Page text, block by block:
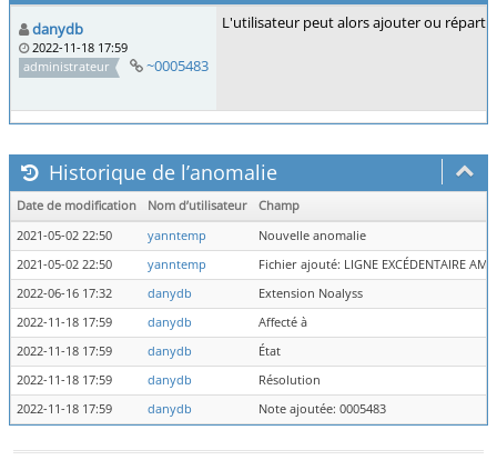
danydb
2022-11-18 17:59
administrateur
~0005483
L'utilisateur peut alors ajouter ou
Historique de l’anomalie
Date de modification Nom d’utilisateur
Champ
2021-05-02 22:50
yanntemp
Nouvelle anomalie
2021-05-02 22:50
yanntemp
Fichier ajouté: LIGNE EXCÉDENTAIRE
2022-06-16 17:32
danydb
Extension Noalyss
2022-11-18 17:59
danydb
Affecté à
2022-11-18 17:59
danydb
État
2022-11-18 17:59
danydb
Résolution
2022-11-18 17:59
danydb Note ajoutée: 0005483